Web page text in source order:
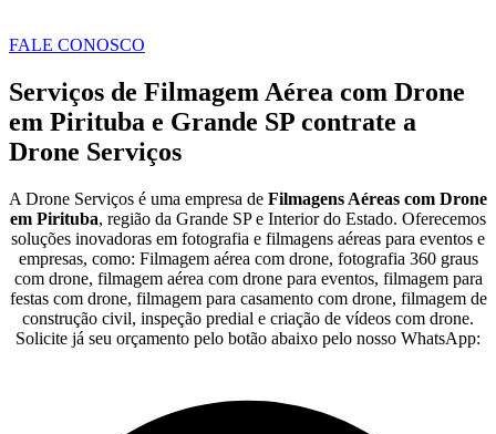
FALE CONOSCO
Serviços de Filmagem Aérea com Drone
em Pirituba e Grande SP contrate a
Drone Serviços
A Drone Serviços é uma empresa de Filmagens Aéreas com Drone
em Pirituba, região da Grande SP e Interior do Estado. Oferecemos
soluções inovadoras em fotografia e filmagens aéreas para eventos e
empresas, como: Filmagem aérea com drone, fotografia 360 graus
com drone, filmagem aérea com drone para eventos, filmagem para
festas com drone, filmagem para casamento com drone, filmagem de
construção civil, inspeção predial e criação de vídeos com drone.
Solicite já seu orçamento pelo botão abaixo pelo nosso WhatsApp: